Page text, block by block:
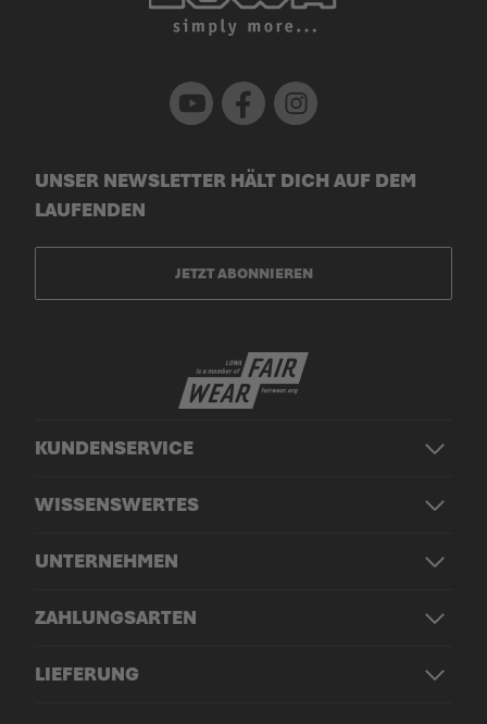
Youtube Facebook Instagram
KUNDENSERVICE
WISSENSWERTES
UNTERNEHMEN
ZAHLUNGSARTEN
LIEFERUNG
UNSER NEWSLETTER HÄLT DICH AUF DEM
LAUFENDEN
JETZT ABONNIEREN